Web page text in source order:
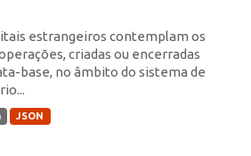
estrangeiros contemplam os
criadas ou encerradas
base, no âmbito do sistema de
JSON